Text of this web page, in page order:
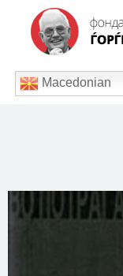
Macedonian